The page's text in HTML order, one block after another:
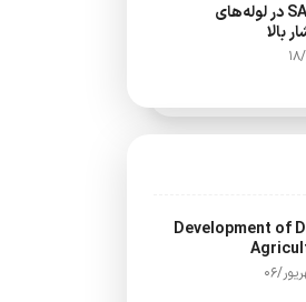
پیشرفت SABIC در لوله‌های
بالا
Development of